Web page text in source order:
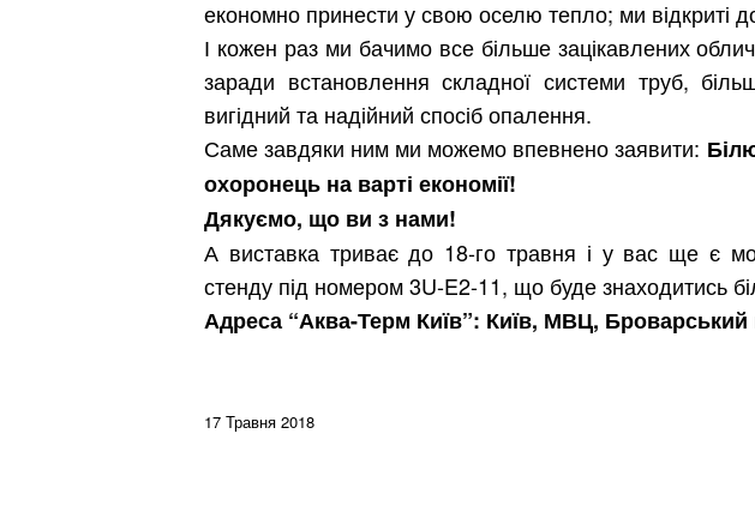
економно принести у свою оселю тепло; ми відкриті
І кожен раз ми бачимо все більше зацікавлених
заради встановлення складної системи труб,
вигідний та надійний спосіб опалення.
Саме завдяки ним ми можемо впевнено заявити:
охоронець на варті економії!
Дякуємо, що ви з нами!
А виставка триває до 18-го травня і у вас ще є
стенду під номером 3U-E2-11, що буде знаходитись
Адреса “Аква-Терм Київ”: Київ, МВЦ, Броварський
17 Травня 2018